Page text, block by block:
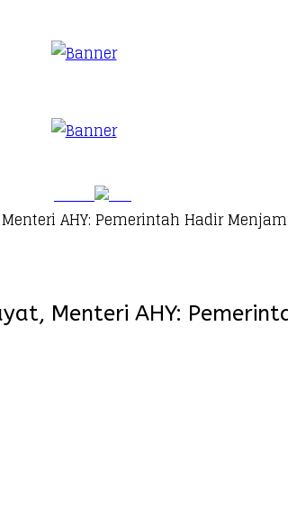
AHY: Pemerintah Hadir
Menteri AHY: